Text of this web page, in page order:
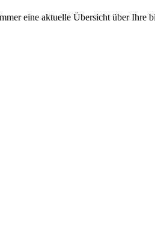
eine aktuelle Übersicht über Ihre